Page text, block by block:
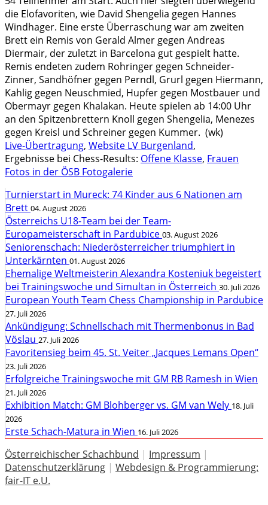
die Elofavoriten, wie David Shengelia gegen Hannes
Windhager. Eine erste Überraschung war am zweiten
Brett ein Remis von Gerald Almer gegen Andreas
Diermair, der zuletzt in Barcelona gut gespielt hatte.
Remis endeten zudem Rohringer gegen Schneider-
Zinner, Sandhöfner gegen Perndl, Grurl gegen Hiermann,
Kahlig gegen Neuschmied, Hupfer gegen Mostbauer und
Obermayr gegen Khalakan. Heute spielen ab 14:00 Uhr
an den Spitzenbrettern Knoll gegen Shengelia, Menezes
gegen Kreisl und Schreiner gegen Kummer. (wk)
Live-Übertragung, Website LV Burgenland,
Ergebnisse bei Chess-Results: Offene Klasse, Frauen
Fotos in der ÖSB Fotogalerie
Turnierstart in Mureck: 74 Kinder aus 6 Nationen am
Brett 04. August 2026
Österreichs U18-Team bei der Team-
Europameisterschaft in Pardubice 03. August 2026
Seniorenschach: Niederösterreicher triumphiert in
Unterkärnten 01. August 2026
Ehemalige Weltmeisterin Alexandra Kosteniuk begeistert
bei Trainingswoche und Simultan in Österreich 30. Juli 2026
European Youth Team Chess Championship in Pardubice
27. Juli 2026
Ankündigung: Schnellschach mit Thermenbonus in Bad
Vöslau 27. Juli 2026
Favoritensieg beim 45. St. Veiter „Jacques Lemans Open“
23. Juli 2026
Erfolgreiche Trainingswoche mit GM RB Ramesh in Wien
21. Juli 2026
Exhibition Match: GM Blohberger vs. GM van Wely 18. Juli
2026
Erste Schach-Matura in Wien 16. Juli 2026
Österreichischer Schachbund | Impressum |
Datenschutzerklärung | Webdesign & Programmierung:
fair-IT e.U.